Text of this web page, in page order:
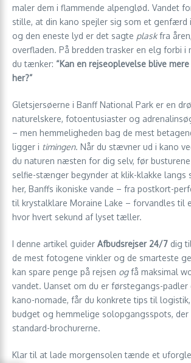
maler dem i flammende alpenglød. Vandet
stille, at din kano spejler sig som et genfærd
og den eneste lyd er det sagte plaskfra
overfladen. På bredden trasker en elg forbi i
du tænker: “Kan en rejseoplevelse blive
her?”
Gletsjersøerne i Banff National Park er en
naturelskere, fotoentusiaster og
– men hemmeligheden bag de mest
ligger i timingen. Når du stævner ud i kano
du naturen næsten for dig selv, før
selfie-stænger begynder at klik-klakke langs
her, Banffs ikoniske vande – fra postkort-
til krystalklare Moraine Lake – forvandles til
hvor hvert sekund af lyset tæller.
I denne artikel guider Afbudsrejser 24/7 dig
de mest fotogene vinkler og de smarteste
kan spare penge på rejsen ogfå maksimal
vandet. Uanset om du er førstegangs-padler
kano-nomade, får du konkrete tips til logistik,
budget og hemmelige solopgangsspots, der
standard-brochurerne.
Klar til at lade morgensolen tænde et